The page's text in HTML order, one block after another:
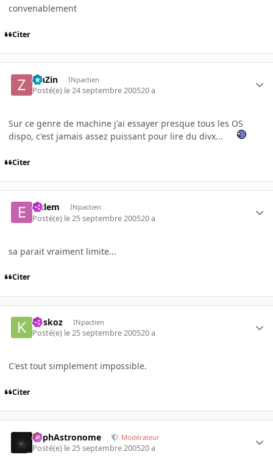
convenablement
Citer
ZinZin INpactien
Posté(e) le 24 septembre 200520 a
Sur ce genre de machine j'ai essayer presque tous les OS
dispo, c'est jamais assez puissant pour lire du divx...
Citer
elclem INpactien
Posté(e) le 25 septembre 200520 a
sa parait vraiment limite...
Citer
koskoz INpactien
Posté(e) le 25 septembre 200520 a
C'est tout simplement impossible.
Citer
RaphAstronome Modérateur
Posté(e) le 25 septembre 200520 a